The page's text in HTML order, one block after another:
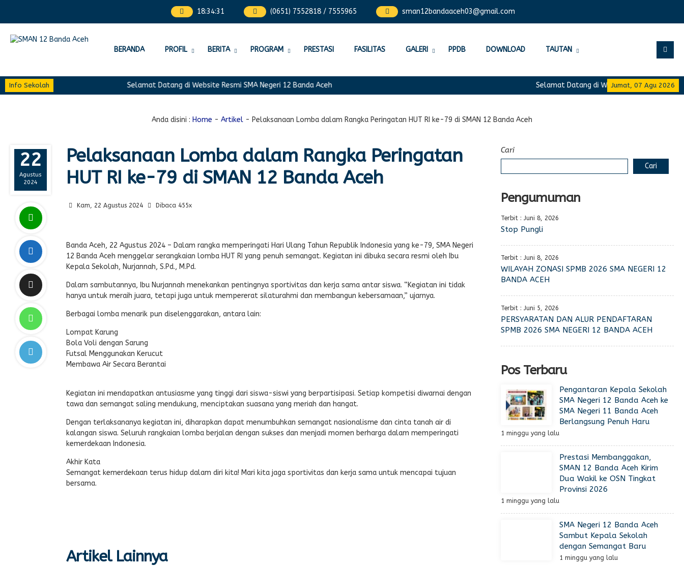
18:34:32 (0651) 7552818 / 7555965 sman12bandaaceh03@gmail.com
BERANDA PROFIL BERITA PROGRAM PRESTASI FASILITAS GALERI PPDB DOWNLOAD TAUTAN
Info Sekolah Jumat, 07 Agu 2026
Selamat Datang di Website Resmi SMA
Selamat Datang di Website Resmi SMA Negeri 12 Banda Aceh
Anda disini : Home - Artikel - Pelaksanaan Lomba dalam Rangka Peringatan HUT RI ke-79 di SMAN 12 Banda Aceh
22
Agustus
2024
Pelaksanaan Lomba dalam Rangka Peringatan
HUT RI ke-79 di SMAN 12 Banda Aceh
Kam, 22 Agustus 2024 Dibaca 455x
Banda Aceh, 22 Agustus 2024 – Dalam rangka memperingati Hari Ulang Tahun Republik Indonesia yang ke-79, SMA Negeri
12 Banda Aceh menggelar serangkaian lomba HUT RI yang penuh semangat. Kegiatan ini dibuka secara resmi oleh Ibu
Kepala Sekolah, Nurjannah, S.Pd., M.Pd.
Dalam sambutannya, Ibu Nurjannah menekankan pentingnya sportivitas dan kerja sama antar siswa. “Kegiatan ini tidak
hanya untuk meraih juara, tetapi juga untuk mempererat silaturahmi dan membangun kebersamaan,” ujarnya.
Berbagai lomba menarik pun diselenggarakan, antara lain:
Lompat Karung
Bola Voli dengan Sarung
Futsal Menggunakan Kerucut
Membawa Air Secara Berantai
Kegiatan ini mendapatkan antusiasme yang tinggi dari siswa-siswi yang berpartisipasi. Setiap kompetisi diwarnai dengan
tawa dan semangat saling mendukung, menciptakan suasana yang meriah dan hangat.
Dengan terlaksananya kegiatan ini, diharapkan dapat menumbuhkan semangat nasionalisme dan cinta tanah air di
kalangan siswa. Seluruh rangkaian lomba berjalan dengan sukses dan menjadi momen berharga dalam memperingati
kemerdekaan Indonesia.
Akhir Kata
Semangat kemerdekaan terus hidup dalam diri kita! Mari kita jaga sportivitas dan kerja sama untuk mencapai tujuan
bersama.
Artikel Lainnya
Cari
Cari
Pengumuman
Terbit : Juni 8, 2026
Stop Pungli
Terbit : Juni 8, 2026
WILAYAH ZONASI SPMB 2026 SMA NEGERI 12
BANDA ACEH
Terbit : Juni 5, 2026
PERSYARATAN DAN ALUR PENDAFTARAN
SPMB 2026 SMA NEGERI 12 BANDA ACEH
Pos Terbaru
Pengantaran Kepala Sekolah
SMA Negeri 12 Banda Aceh ke
SMA Negeri 11 Banda Aceh
Berlangsung Penuh Haru
1 minggu yang lalu
Prestasi Membanggakan,
SMAN 12 Banda Aceh Kirim
Dua Wakil ke OSN Tingkat
Provinsi 2026
1 minggu yang lalu
SMA Negeri 12 Banda Aceh
Sambut Kepala Sekolah
dengan Semangat Baru
1 minggu yang lalu